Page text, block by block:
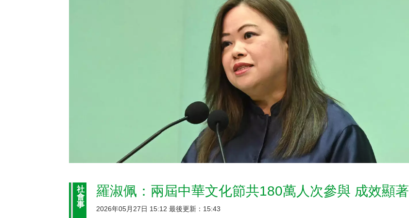
社
會
事
羅淑佩：兩屆中華文化節共180萬人次參與 成效顯著
2026年05月27日 15:12 最後更新：15:43